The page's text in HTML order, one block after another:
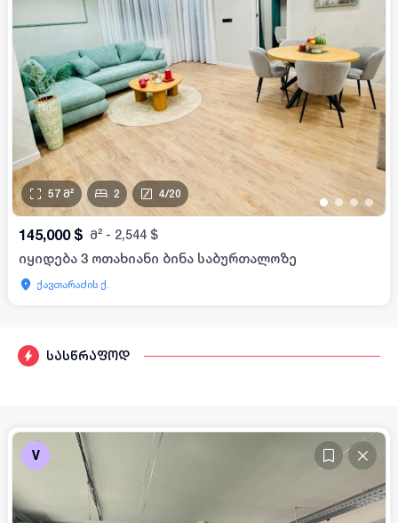
სასწრაფოდ
• • • •
57 მ² 2 4/20
145,000 $ მ² - 2,544 $
იყიდება 3 ოთახიანი ბინა საბურთალოზე
ქავთარაძის ქ.
V